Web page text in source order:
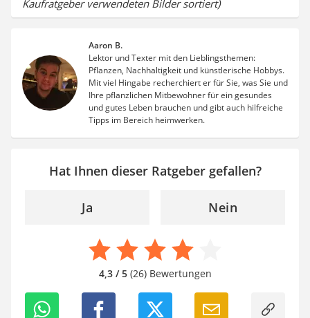
Kaufratgeber verwendeten Bilder sortiert)
Aaron B.
Lektor und Texter mit den Lieblingsthemen:
Pflanzen, Nachhaltigkeit und künstlerische Hobbys.
Mit viel Hingabe recherchiert er für Sie, was Sie und
Ihre pflanzlichen Mitbewohner für ein gesundes
und gutes Leben brauchen und gibt auch hilfreiche
Tipps im Bereich heimwerken.
Hat Ihnen dieser Ratgeber gefallen?
Ja Nein
4,3 / 5(26) Bewertungen